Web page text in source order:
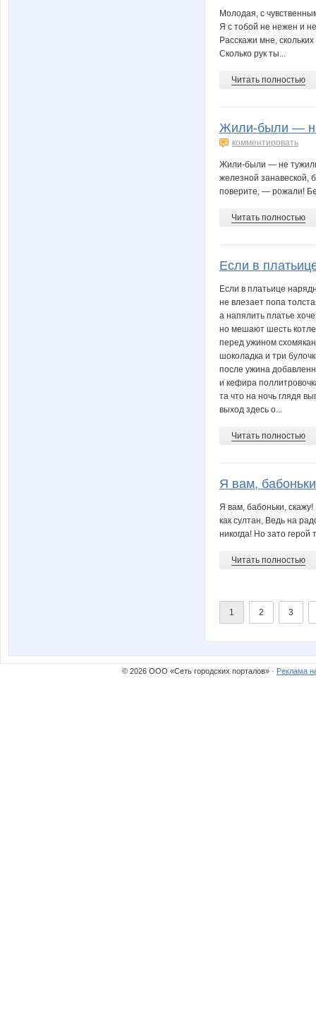
Молодая, с
Я с тобой не нежен и
Расскажи мне,
Сколько рук ты...
Читать полностью
Жили-были —
комментировать
Жили-были — не
железной занавеской,
поверите, — рожали!
Читать полностью
Если в
Если в платьице
не влезает попа
а напялить платье
но мешают шесть
перед ужином
шоколадка и три
после ужина
и кефира
та что на ночь глядя
выход здесь о...
Читать полностью
Я вам,
Я вам, бабоньки,
как султан, Ведь на
никогда! Но зато герой
Читать полностью
1 2 3
© 2026 ООО «Сеть городских порталов» · Реклама